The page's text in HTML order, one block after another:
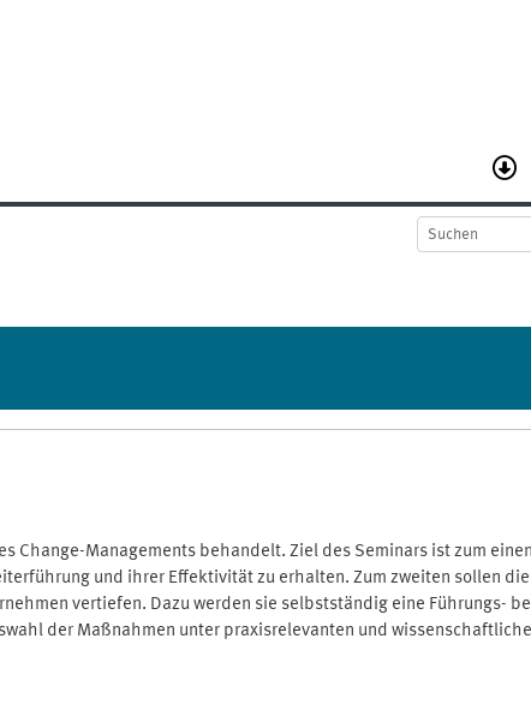
Change-Managements behandelt. Ziel des Seminars ist zum
und ihrer Effektivität zu erhalten. Zum zweiten sollen
vertiefen. Dazu werden sie selbstständig eine Führungs-
der Maßnahmen unter praxisrelevanten und